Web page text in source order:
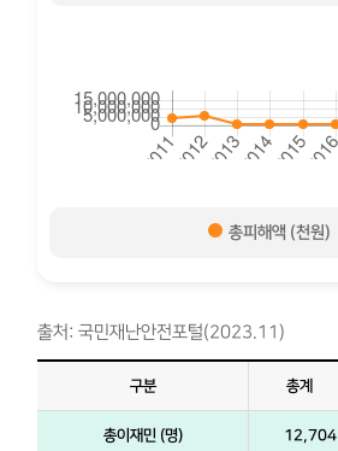
총피해액 (천원)
출처: 국민재난안전포털(2023.11)
구분 총계
총이재민 (명) 12,704